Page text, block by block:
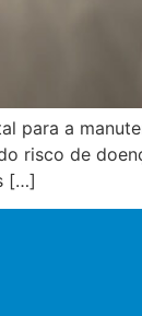
para a
risco de
[…]